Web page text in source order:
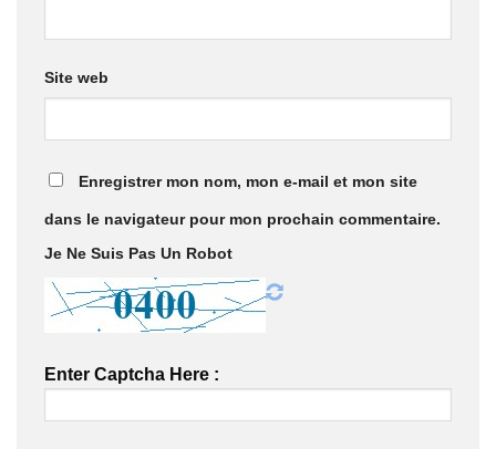
Site web
Enregistrer mon nom, mon e-mail et mon site
dans le navigateur pour mon prochain commentaire.
Je Ne Suis Pas Un Robot
Enter Captcha Here :